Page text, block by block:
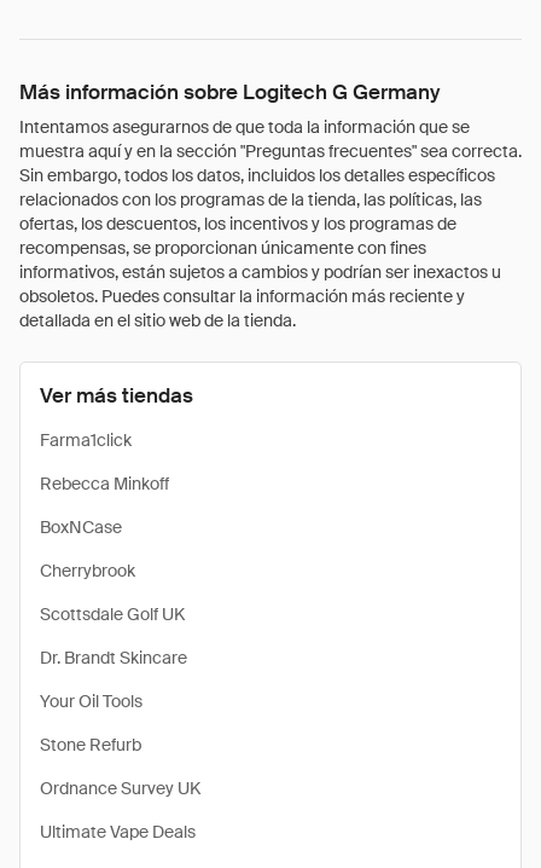
Más información sobre Logitech G Germany
Intentamos asegurarnos de que toda la información que se
muestra aquí y en la sección "Preguntas frecuentes" sea correcta.
Sin embargo, todos los datos, incluidos los detalles específicos
relacionados con los programas de la tienda, las políticas, las
ofertas, los descuentos, los incentivos y los programas de
recompensas, se proporcionan únicamente con fines
informativos, están sujetos a cambios y podrían ser inexactos u
obsoletos. Puedes consultar la información más reciente y
detallada en el sitio web de la tienda.
Ver más tiendas
Farma1click
Rebecca Minkoff
BoxNCase
Cherrybrook
Scottsdale Golf UK
Dr. Brandt Skincare
Your Oil Tools
Stone Refurb
Ordnance Survey UK
Ultimate Vape Deals